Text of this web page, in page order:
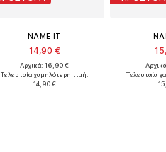
NAME IT
14,90 €
Αρχικά: 16,90 €
Τελευταία χαμηλότερη τιμή:
14,90 €
Τελευταία